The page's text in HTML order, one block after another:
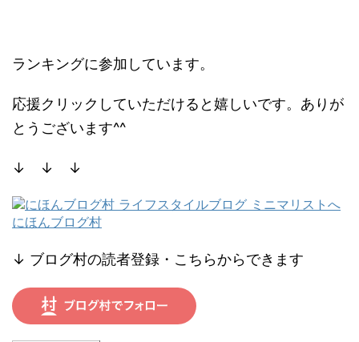
ランキングに参加しています。
応援クリックしていただけると嬉しいです。ありが
とうございます^^
↓ ↓ ↓
にほんブログ村
↓ ブログ村の読者登録・こちらからできます